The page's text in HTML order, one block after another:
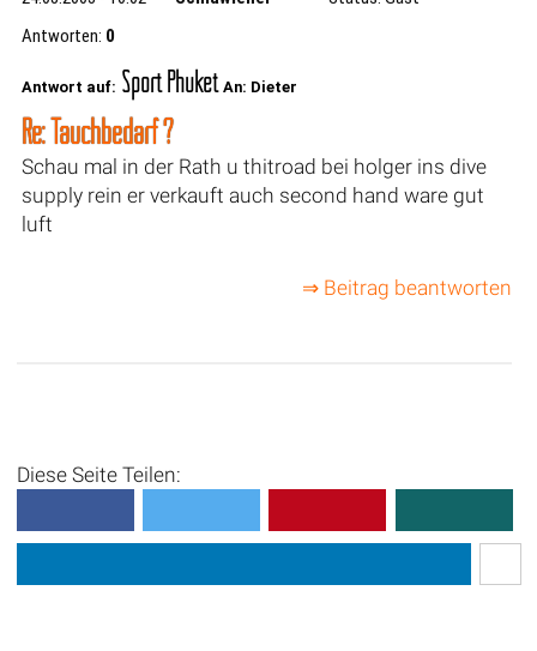
Antworten: 0
Antwort auf: Sport Phuket An: Dieter
Re: Tauchbedarf ?
Schau mal in der Rath u thitroad bei holger ins dive
supply rein er verkauft auch second hand ware gut
luft
⇒ Beitrag beantworten
Diese Seite Teilen: